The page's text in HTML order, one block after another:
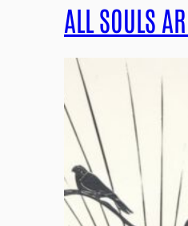
ALL SOULS